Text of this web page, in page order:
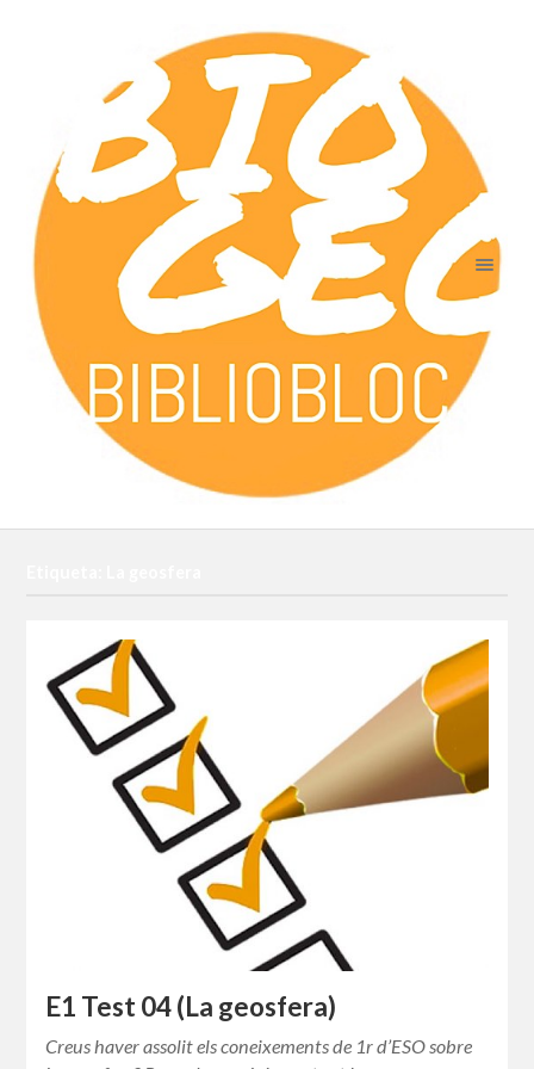
E1 Test 04 (La geosfera)
Creus haver assolit els coneixements de 1r d’ESO sobre